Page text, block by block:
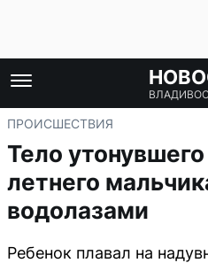
ПРОИСШЕСТВИЯ
Тело
летнего
водолазами
Ребенок плавал на